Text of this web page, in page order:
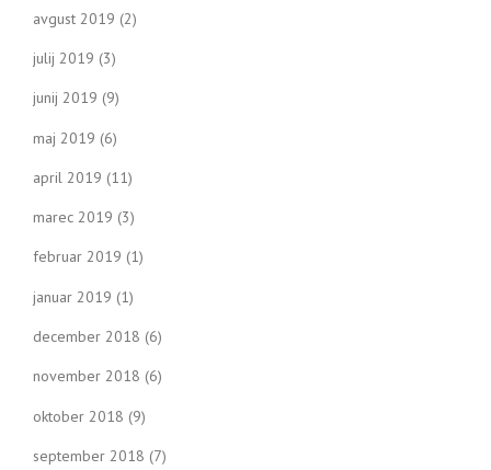
avgust 2019 (2)
julij 2019 (3)
junij 2019 (9)
maj 2019 (6)
april 2019 (11)
marec 2019 (3)
februar 2019 (1)
januar 2019 (1)
december 2018 (6)
november 2018 (6)
oktober 2018 (9)
september 2018 (7)